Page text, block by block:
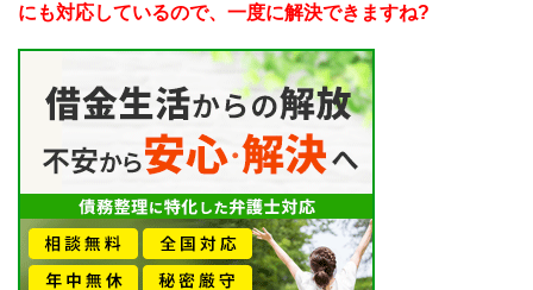
にも対応しているので、一度に解決できますね?